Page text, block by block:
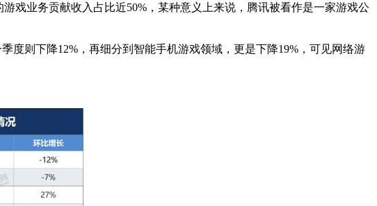
戏业务贡献收入占比近50%，某种意义上来说，腾讯被看作是一家游戏公
度则下降12%，再细分到智能手机游戏领域，更是下降19%，可见网络游